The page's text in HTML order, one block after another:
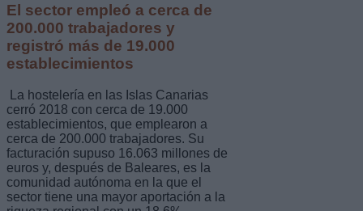
El sector empleó a cerca de
200.000 trabajadores y
registró más de 19.000
establecimientos
La hostelería en las Islas Canarias
cerró 2018 con cerca de 19.000
establecimientos, que emplearon a
cerca de 200.000 trabajadores. Su
facturación supuso 16.063 millones de
euros y, después de Baleares, es la
comunidad autónoma en la que el
sector tiene una mayor aportación a la